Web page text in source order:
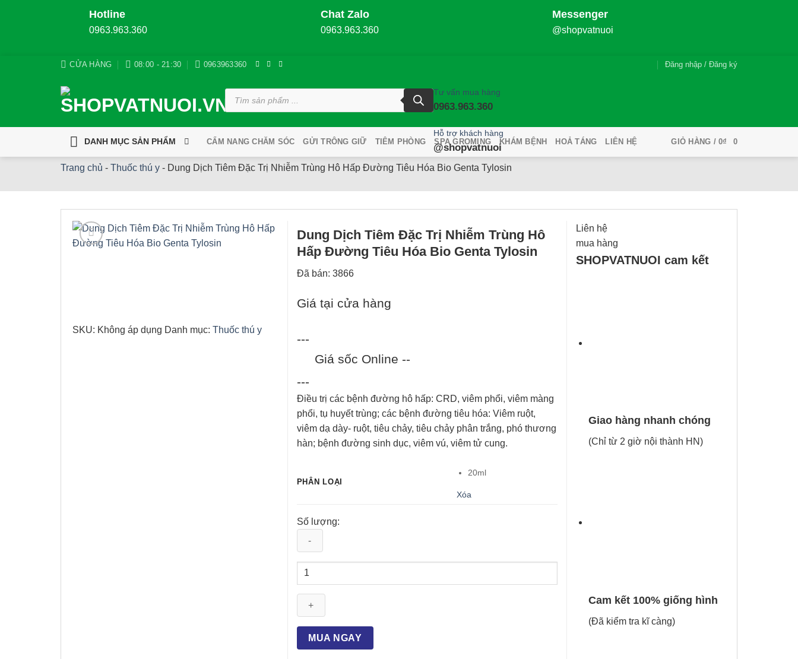
Hotline
0963.963.360
Chat Zalo
0963.963.360
Messenger
@shopvatnuoi
CỬA HÀNG 08:00 - 21:30 0963963360 Đăng nhập / Đăng ký
Tìm
kiếm
sản
phẩm
Tư vấn mua hàng
0963.963.360
Hỗ trợ khách hàng
@shopvatnuoi
DANH MỤC SẢN PHẨM CẨM NANG CHĂM SÓC GỬI TRÔNG GIỮ TIÊM PHÒNG SPA GROMING KHÁM BỆNH HOẢ TÁNG LIÊN HỆ GIỎ HÀNG /0₫ 0
Trang chủ - Thuốc thú y - Dung Dịch Tiêm Đặc Trị Nhiễm Trùng Hô Hấp Đường Tiêu Hóa Bio Genta Tylosin
SKU: Không áp dụng Danh mục: Thuốc thú y
Dung Dịch Tiêm Đặc Trị Nhiễm Trùng Hô
Hấp Đường Tiêu Hóa Bio Genta Tylosin
Đã bán: 3866
Giá tại cửa hàng
---
Giá sốc Online --
---
Điều trị các bệnh đường hô hấp: CRD, viêm phổi, viêm màng
phổi, tụ huyết trùng; các bệnh đường tiêu hóa: Viêm ruột,
viêm dạ dày- ruột, tiêu chảy, tiêu chảy phân trắng, phó thương
hàn; bệnh đường sinh dục, viêm vú, viêm tử cung.
PHÂN LOẠI
20ml
Xóa
Số lượng:
Dung
Tiêm
Đặc
Nhiễm
Trùng
MUA NGAY
Liên hệ
mua hàng
SHOPVATNUOI cam kết
Giao hàng nhanh chóng
(Chỉ từ 2 giờ nội thành HN)
Cam kết 100% giống hình
(Đã kiểm tra kĩ càng)